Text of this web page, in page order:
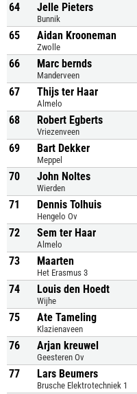
64 Jelle Pieters
Bunnik
65 Aidan Krooneman
Zwolle
66 Marc bernds
Manderveen
67 Thijs ter Haar
Almelo
68 Robert Egberts
Vriezenveen
69 Bart Dekker
Meppel
70 John Noltes
Wierden
71 Dennis Tolhuis
Hengelo Ov
72 Sem ter Haar
Almelo
73 Maarten
Het Erasmus 3
74 Louis den Hoedt
Wijhe
75 Ate Tameling
Klazienaveen
76 Arjan kreuwel
Geesteren Ov
77 Lars Beumers
Brusche Elektrotechniek 1